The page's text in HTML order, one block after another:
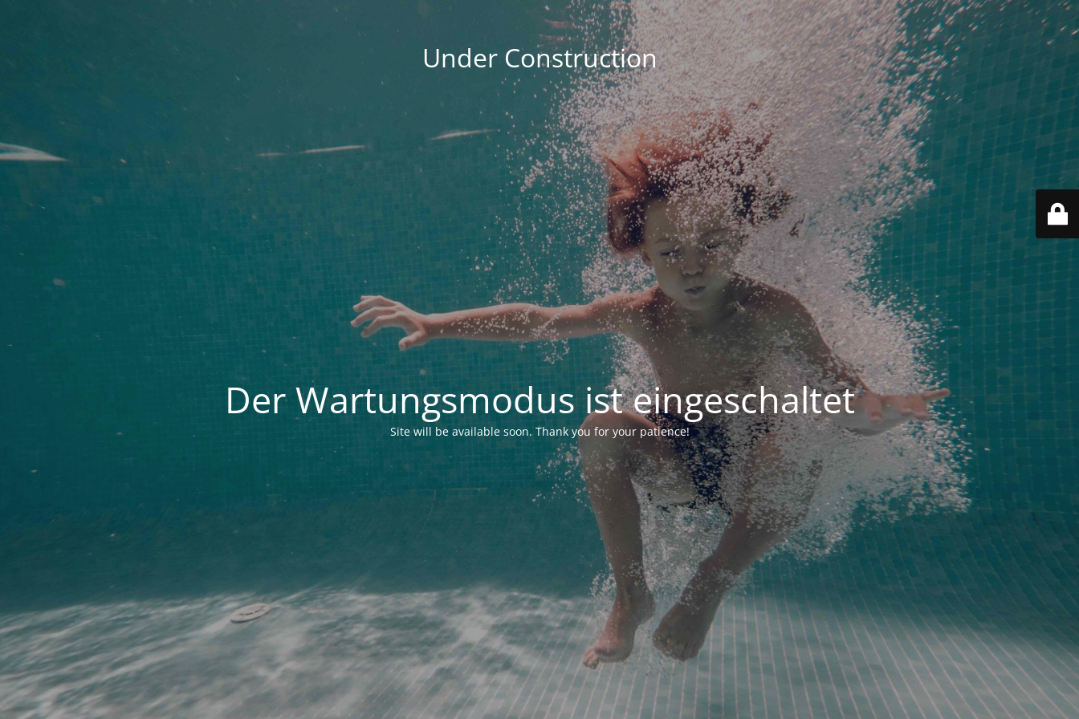
Under Construction
Der Wartungsmodus ist eingeschaltet
Site will be available soon. Thank you for your patience!